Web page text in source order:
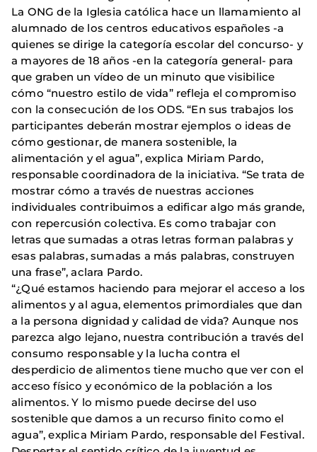
La ONG de la Iglesia católica hace un llamamiento al
alumnado de los centros educativos españoles -a
quienes se dirige la categoría escolar del concurso- y
a mayores de 18 años -en la categoría general- para
que graben un vídeo de un minuto que visibilice
cómo “nuestro estilo de vida” refleja el compromiso
con la consecución de los ODS. “En sus trabajos los
participantes deberán mostrar ejemplos o ideas de
cómo gestionar, de manera sostenible, la
alimentación y el agua”, explica Miriam Pardo,
responsable coordinadora de la iniciativa. “Se trata de
mostrar cómo a través de nuestras acciones
individuales contribuimos a edificar algo más grande,
con repercusión colectiva. Es como trabajar con
letras que sumadas a otras letras forman palabras y
esas palabras, sumadas a más palabras, construyen
una frase”, aclara Pardo.
“¿Qué estamos haciendo para mejorar el acceso a los
alimentos y al agua, elementos primordiales que dan
a la persona dignidad y calidad de vida? Aunque nos
parezca algo lejano, nuestra contribución a través del
consumo responsable y la lucha contra el
desperdicio de alimentos tiene mucho que ver con el
acceso físico y económico de la población a los
alimentos. Y lo mismo puede decirse del uso
sostenible que damos a un recurso finito como el
agua”, explica Miriam Pardo, responsable del Festival.